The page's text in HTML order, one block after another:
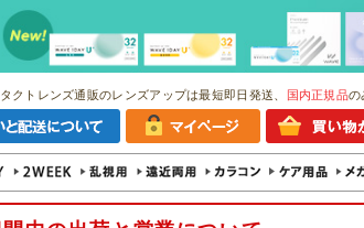
クトレンズ通販のレンズアップは最短即日発送、 国内正規品の